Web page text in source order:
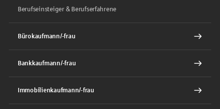
Berufseinsteiger & Berufserfahrene
Bürokaufmann/-frau
Bankkaufmann/-frau
Immobilienkaufmann/-frau